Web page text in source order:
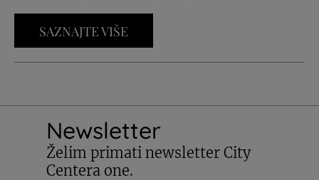
SAZNAJTE VIŠE
Newsletter
Želim primati newsletter City
Centera one.